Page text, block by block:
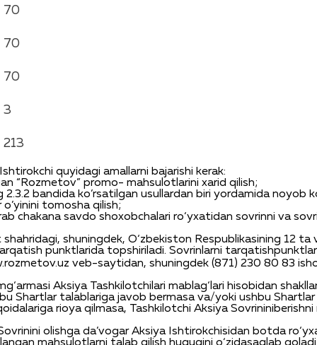
70
70
70
3
213
shtirokchi quyidagi amallarni bajarishi kerak:
“Rozmetov” promo- mahsulotlarini xarid qilish;
2.3.2 bandida ko’rsatilgan usullardan biri yordamida noyob
o’yinini tomosha qilish;
chakana savdo shoxobchalari ro‘yxatidan sovrinni va
shahridagi, shuningdek, O‘zbekiston Respublikasining 12 ta
punktlarida topshiriladi. Sovrinlarni tarqatish
veb-saytidan, shuningdek (871) 230 80 83
Aksiya Tashkilotchilari mablag‘lari hisobidan
Shartlar talablariga javob bermasa va/yoki ushbu Shartlar
rioya qilmasa, Tashkilotchi Aksiya Sovrininiberishni
olishga da’vogar Aksiya Ishtirokchisidan botda